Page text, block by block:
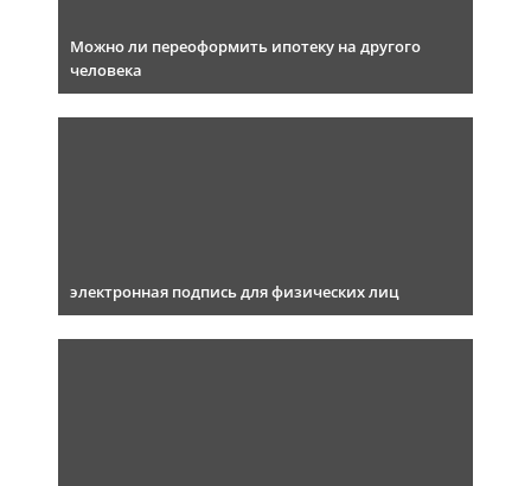
Можно ли переоформить ипотеку на другого
человека
электронная подпись для физических лиц